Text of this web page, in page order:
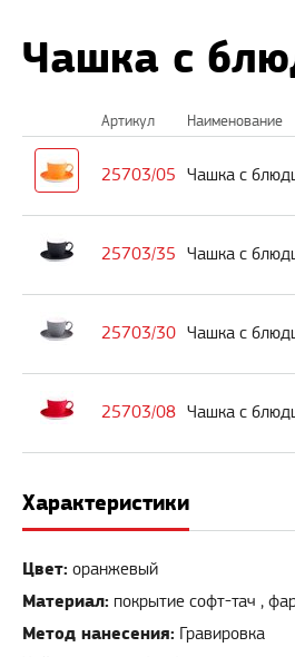
Чашка с
Артикул Наименование
25703/05 Чашка с
25703/35 Чашка с
25703/30 Чашка с
25703/08 Чашка с
Характеристики
Цвет: оранжевый
Материал: покрытие софт-тач ,
Метод нанесения: Гравировка